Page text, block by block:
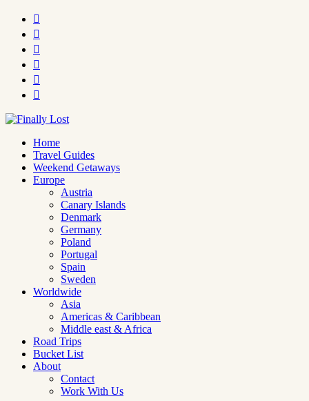






Home
Travel Guides
Weekend Getaways
Europe
Austria
Canary Islands
Denmark
Germany
Poland
Portugal
Spain
Sweden
Worldwide
Asia
Americas & Caribbean
Middle east & Africa
Road Trips
Bucket List
About
Contact
Work With Us